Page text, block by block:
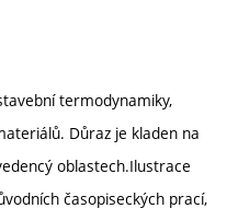
termodynamiky,
Důraz je kladen na
oblastech.Ilustrace
časopiseckých prací,